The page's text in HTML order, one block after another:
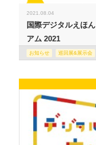
2021.08.04
国際デジタルえほ
アム 2021
お知らせ 巡回展&展示会